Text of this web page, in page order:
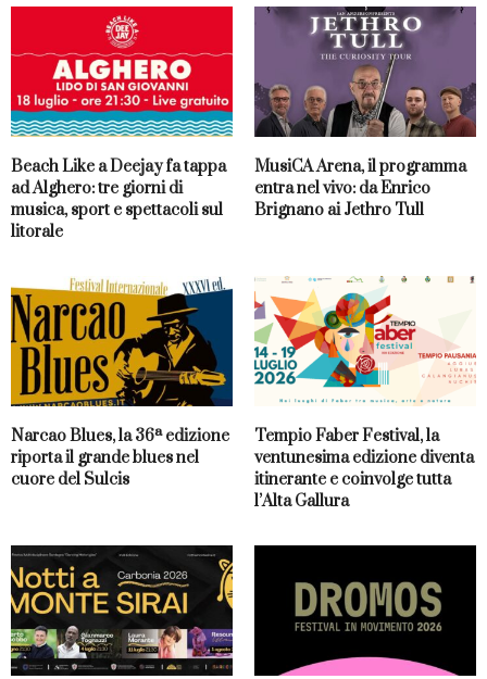
Beach Like a Deejay fa tappa
ad Alghero: tre giorni di
musica, sport e spettacoli sul
litorale
MusiCA Arena, il programma
entra nel vivo: da Enrico
Brignano ai Jethro Tull
Narcao Blues, la 36ª edizione
riporta il grande blues nel
cuore del Sulcis
Tempio Faber Festival, la
ventunesima edizione diventa
itinerante e coinvolge tutta
l’Alta Gallura